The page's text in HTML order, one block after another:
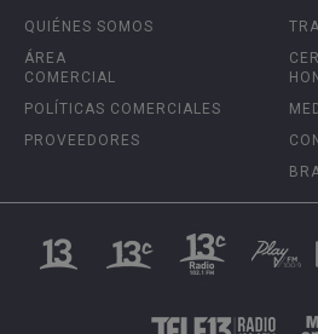
QUIÉNES SOMOS
ÁREA
COMERCIAL
POLÍTICAS COMERCIALES
PROVEEDORES